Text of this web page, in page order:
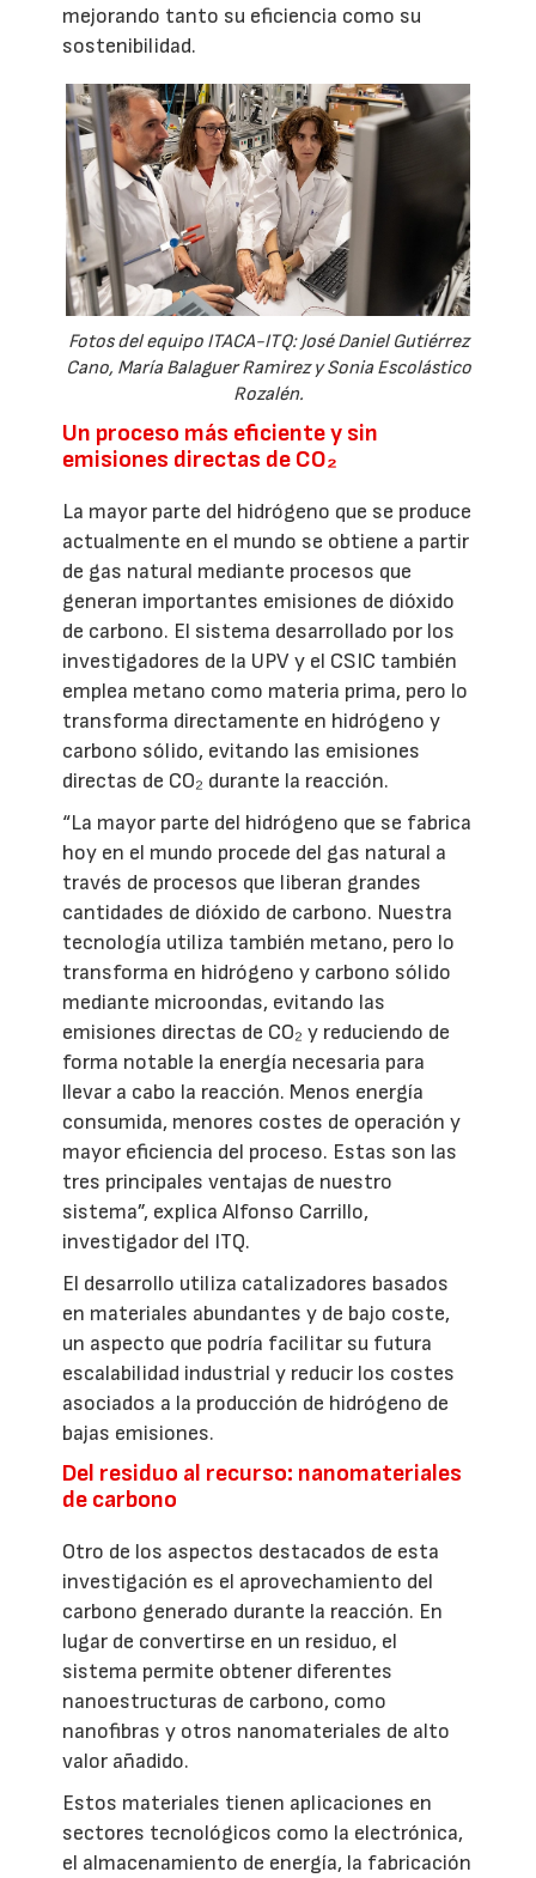
mejorando tanto su eficiencia como su
sostenibilidad.
Fotos del equipo ITACA-ITQ: José Daniel Gutiérrez
Cano, María Balaguer Ramirez y Sonia Escolástico
Rozalén.
Un proceso más eficiente y sin
emisiones directas de CO₂
La mayor parte del hidrógeno que se produce
actualmente en el mundo se obtiene a partir
de gas natural mediante procesos que
generan importantes emisiones de dióxido
de carbono. El sistema desarrollado por los
investigadores de la UPV y el CSIC también
emplea metano como materia prima, pero lo
transforma directamente en hidrógeno y
carbono sólido, evitando las emisiones
directas de CO₂ durante la reacción.
“La mayor parte del hidrógeno que se fabrica
hoy en el mundo procede del gas natural a
través de procesos que liberan grandes
cantidades de dióxido de carbono. Nuestra
tecnología utiliza también metano, pero lo
transforma en hidrógeno y carbono sólido
mediante microondas, evitando las
emisiones directas de CO₂ y reduciendo de
forma notable la energía necesaria para
llevar a cabo la reacción. Menos energía
consumida, menores costes de operación y
mayor eficiencia del proceso. Estas son las
tres principales ventajas de nuestro
sistema”, explica Alfonso Carrillo,
investigador del ITQ.
El desarrollo utiliza catalizadores basados
en materiales abundantes y de bajo coste,
un aspecto que podría facilitar su futura
escalabilidad industrial y reducir los costes
asociados a la producción de hidrógeno de
bajas emisiones.
Del residuo al recurso: nanomateriales
de carbono
Otro de los aspectos destacados de esta
investigación es el aprovechamiento del
carbono generado durante la reacción. En
lugar de convertirse en un residuo, el
sistema permite obtener diferentes
nanoestructuras de carbono, como
nanofibras y otros nanomateriales de alto
valor añadido.
Estos materiales tienen aplicaciones en
sectores tecnológicos como la electrónica,
el almacenamiento de energía, la fabricación